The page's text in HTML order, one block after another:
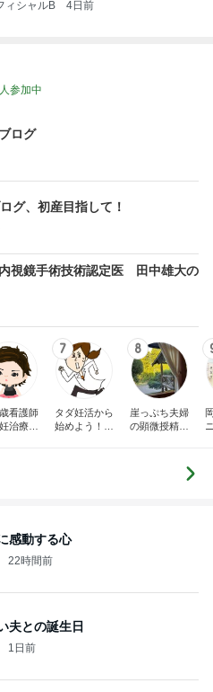
ィシャルB 4日前
参加中
ログ
グ、初産目指して！
視鏡手術技術認定医 田中雄大の
看護師
治療と
7
タダ妊活から
始めよう！
8
崖っぷち夫婦
の顕微授精日
感動する心
22時間前
夫との誕生日
1日前